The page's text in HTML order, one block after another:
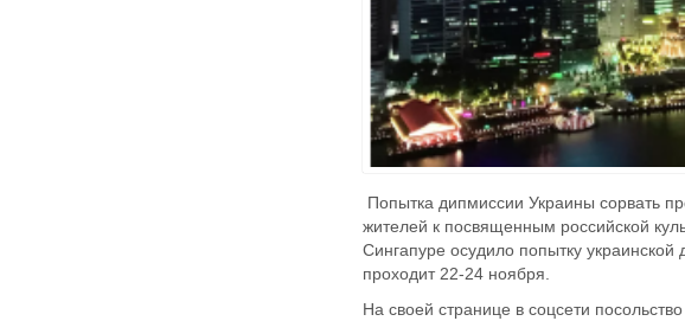
Попытка дипмиссии Украины сорвать
жителей к посвященным российской
Сингапуре осудило попытку
проходит 22-24 ноября.
На своей странице в соцсети